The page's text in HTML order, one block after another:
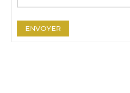
ENVOYER